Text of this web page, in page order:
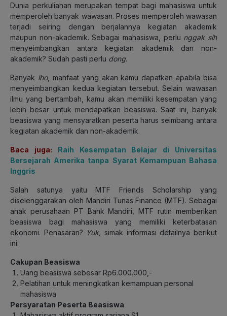
Dunia perkuliahan merupakan tempat bagi mahasiswa untuk
memperoleh banyak wawasan. Proses memperoleh wawasan
terjadi seiring dengan berjalannya kegiatan akademik
maupun non-akademik. Sebagai mahasiswa, perlu nggak sih
menyeimbangkan antara kegiatan akademik dan non-
akademik? Sudah pasti perlu dong.
Banyak lho, manfaat yang akan kamu dapatkan apabila bisa
menyeimbangkan kedua kegiatan tersebut. Selain wawasan
ilmu yang bertambah, kamu akan memiliki kesempatan yang
lebih besar untuk mendapatkan beasiswa. Saat ini, banyak
beasiswa yang mensyaratkan peserta harus seimbang antara
kegiatan akademik dan non-akademik.
Baca juga: Raih Kesempatan Belajar di Universitas
Bersejarah Amerika tanpa Syarat Kemampuan Bahasa
Inggris
Salah satunya yaitu MTF Friends Scholarship yang
diselenggarakan oleh Mandiri Tunas Finance (MTF). Sebagai
anak perusahaan PT Bank Mandiri, MTF rutin memberikan
beasiswa bagi mahasiswa yang memiliki keterbatasan
ekonomi. Penasaran? Yuk, simak informasi detailnya berikut
ini.
Cakupan Beasiswa
Uang beasiswa sebesar Rp6.000.000,-
Pelatihan untuk meningkatkan kemampuan personal
mahasiswa
Persyaratan Peserta Beasiswa